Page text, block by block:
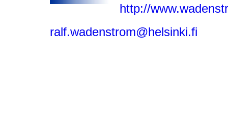
http://
ralf.wadenstrom@helsinki.fi